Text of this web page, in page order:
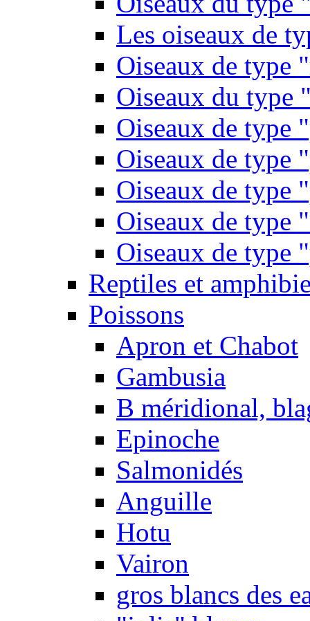
Les oiseaux de
Oiseaux de type
Oiseaux du type
Oiseaux de type
Oiseaux de type
Oiseaux de type
Oiseaux de type
Oiseaux de type
Reptiles et
Poissons
Apron et Chabot
Gambusia
B méridional,
Epinoche
Salmonidés
Anguille
Hotu
Vairon
gros blancs des